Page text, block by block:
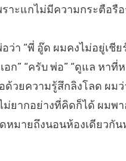
ราะแกไม่มีความกระตือรื
า “พี่ อู๊ด ผมคงไม่อยู่เชี
อก” “ครับ พ่อ” “ดูแล หา
วยความรู้สึกลิงโลด ผม
ม่ยากอย่างที่คิดก็ได้ ผมพ
หมายถึงนอนห้องเดียวกั